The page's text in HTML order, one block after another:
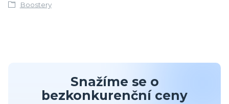
Boostery
Snažíme se o
bezkonkurenční ceny